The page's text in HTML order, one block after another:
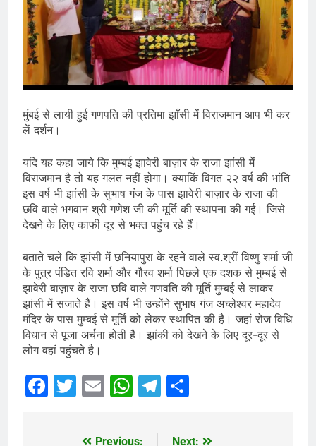
मुंबई से लायी हुई गणपति की प्रतिमा झाँसी में विराजमान आप भी कर
लें दर्शन।
यदि यह कहा जाये कि मुम्बई झावेरी बाज़ार के राजा झांसी में
विराजमान है तो यह गलत नहीं होगा। क्याकिं विगत २२ वर्ष की भांति
इस वर्ष भी झांसी के सुभाष गंज के पास झावेरी बाज़ार के राजा की
छवि वाले भगवान श्री गणेश जी की मूर्ति की स्थापना की गई। जिसे
देखने के लिए काफी दूर से भक्त पहुंच रहे हैं।
बताते चले कि झांसी में छनियापुरा के रहने वाले स्व.श्रीं विष्णु शर्मा जी
के पुत्र पंडित रवि शर्मा और गौरव शर्मा पिछले एक दशक से मुम्बई से
झावेरी बाज़ार के राजा छवि वाले गणवति की मूर्ति मुम्बई से लाकर
झांसी में सजाते हैं। इस वर्ष भी उन्होंने सुभाष गंज अच्लेश्वर महादेव
मंदिर के पास मुम्बई से मूर्ति को लेकर स्थापित की है। जहां रोज विधि
विधान से पूजा अर्चना होती है। झांकी को देखने के लिए दूर-दूर से
लोग वहां पहुंचते है।
Facebook
Twitter
EmailWhatsApp
Telegram
Previous:
Next: